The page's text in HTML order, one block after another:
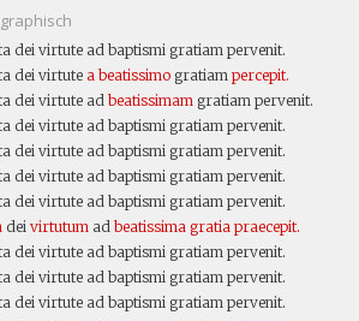
dei virtute ad baptismi gratiam pervenit.
dei virtute a beatissimo gratiam percepit.
dei virtute ad beatissimam gratiam pervenit.
dei virtute ad baptismi gratiam pervenit.
dei virtute ad baptismi gratiam pervenit.
dei virtute ad baptismi gratiam pervenit.
dei virtute ad baptismi gratiam pervenit.
dei virtutum ad beatissima gratia praecepit.
dei virtute ad baptismi gratiam pervenit.
dei virtute ad baptismi gratiam pervenit.
dei virtute ad baptismi gratiam pervenit.